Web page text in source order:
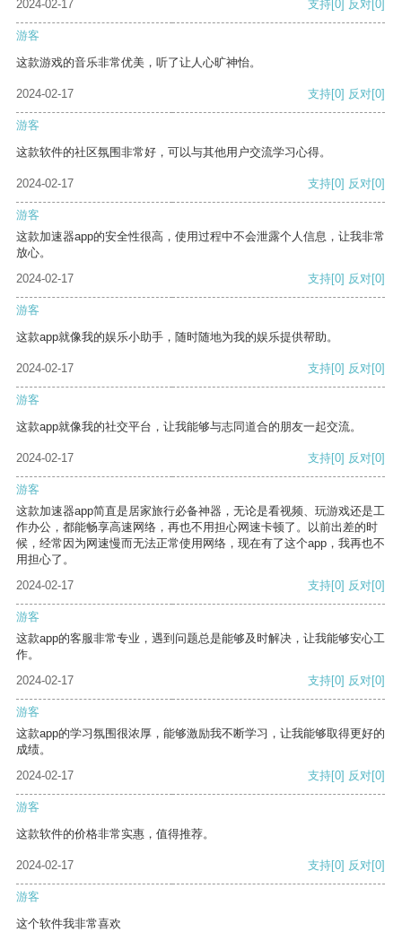
2024-02-17 支持 [0] 反对 [0]
游客
这款游戏的音乐非常优美，听了让人心旷神怡。
2024-02-17 支持[0] 反对[0]
游客
这款软件的社区氛围非常好，可以与其他用户交流学习心得。
2024-02-17 支持[0] 反对[0]
游客
这款加速器app的安全性很高，使用过程中不会泄露个人信息，让我非常
放心。
2024-02-17
支持[0] 反对[0]
游客
这款app就像我的娱乐小助手，随时随地为我的娱乐提供帮助。
2024-02-17 支持[0] 反对[0]
游客
这款app就像我的社交平台，让我能够与志同道合的朋友一起交流。
2024-02-17 支持[0] 反对[0]
游客
这款加速器app简直是居家旅行必备神器，无论是看视频、玩游戏还是工
作办公，都能畅享高速网络，再也不用担心网速卡顿了。以前出差的时
候，经常因为网速慢而无法正常使用网络，现在有了这个app，我再也不
用担心了。
2024-02-17
支持[0] 反对[0]
游客
这款app的客服非常专业，遇到问题总是能够及时解决，让我能够安心工
作。
2024-02-17
支持[0] 反对[0]
游客
这款app的学习氛围很浓厚，能够激励我不断学习，让我能够取得更好的
成绩。
2024-02-17
支持[0] 反对[0]
游客
这款软件的价格非常实惠，值得推荐。
2024-02-17 支持[0] 反对[0]
游客
这个软件我非常喜欢